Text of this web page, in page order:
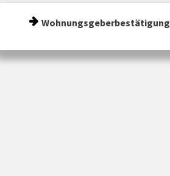
Wohnungsgeberbestätigung